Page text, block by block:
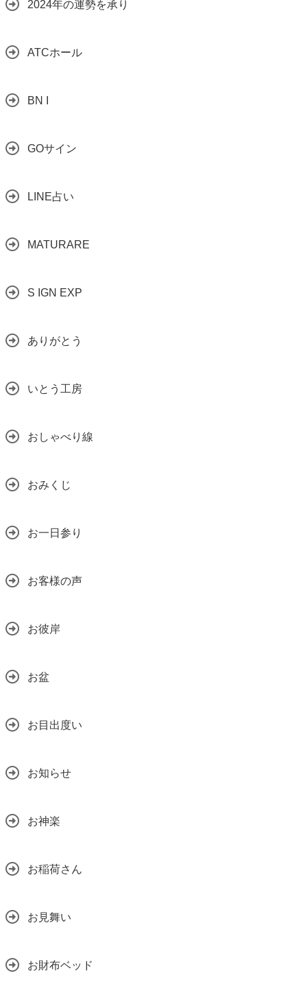
2024年の運勢を承り
ATCホール
BN I
GOサイン
LINE占い
MATURARE
S IGN EXP
ありがとう
いとう工房
おしゃべり線
おみくじ
お一日参り
お客様の声
お彼岸
お盆
お目出度い
お知らせ
お神楽
お稲荷さん
お見舞い
お財布ベッド